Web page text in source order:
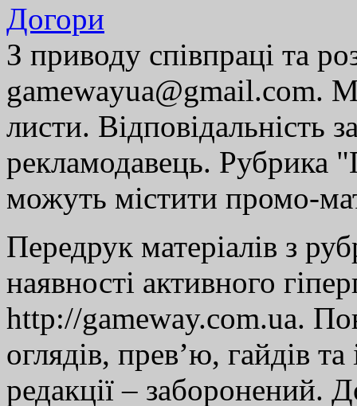
Догори
З приводу співпраці та
gamewayua@gmail.com.
листи. Відповідальність
рекламодавець. Рубрика
можуть містити промо-
Передрук матеріалів з
наявності активного
http://gameway.com.ua.
оглядів, прев’ю, гайдів
редакції – заборонений.